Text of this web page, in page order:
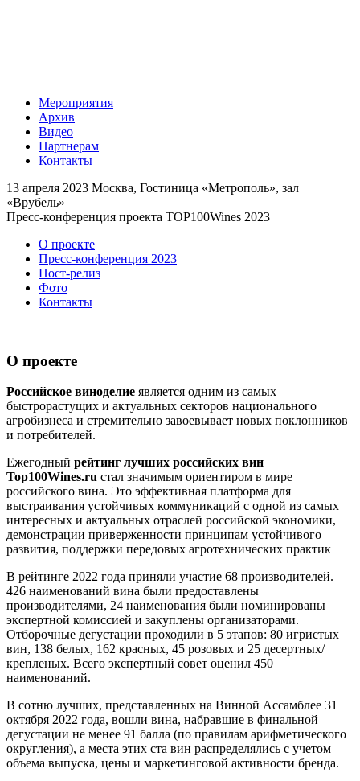
Мероприятия
Архив
Видео
Партнерам
Контакты
13 апреля 2023 Москва, Гостиница «Метрополь», зал
«Врубель»
Пресс-конференция проекта TOP100Wines 2023
О проекте
Пресс-конференция 2023
Пост-релиз
Фото
Контакты
О проекте
Российское виноделие является одним из самых
быстрорастущих и актуальных секторов национального
агробизнеса и стремительно завоевывает новых поклонников
и потребителей.
Ежегодный рейтинг лучших российских вин
Top100Wines.ru стал значимым ориентиром в мире
российского вина. Это эффективная платформа для
выстраивания устойчивых коммуникаций с одной из самых
интересных и актуальных отраслей российской экономики,
демонстрации приверженности принципам устойчивого
развития, поддержки передовых агротехнических практик
В рейтинге 2022 года приняли участие 68 производителей.
426 наименований вина были предоставлены
производителями, 24 наименования были номинированы
экспертной комиссией и закуплены организаторами.
Отборочные дегустации проходили в 5 этапов: 80 игристых
вин, 138 белых, 162 красных, 45 розовых и 25 десертных/
крепленых. Всего экспертный совет оценил 450
наименований.
В сотню лучших, представленных на Винной Ассамблее 31
октября 2022 года, вошли вина, набравшие в финальной
дегустации не менее 91 балла (по правилам арифметического
округления), а места этих ста вин распределялись с учетом
объема выпуска, цены и маркетинговой активности бренда.